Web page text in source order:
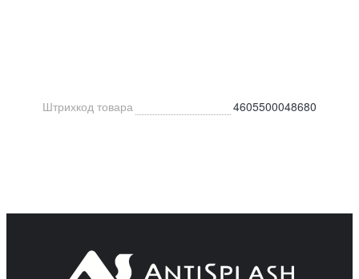
Штрихкод товара 4605500048680